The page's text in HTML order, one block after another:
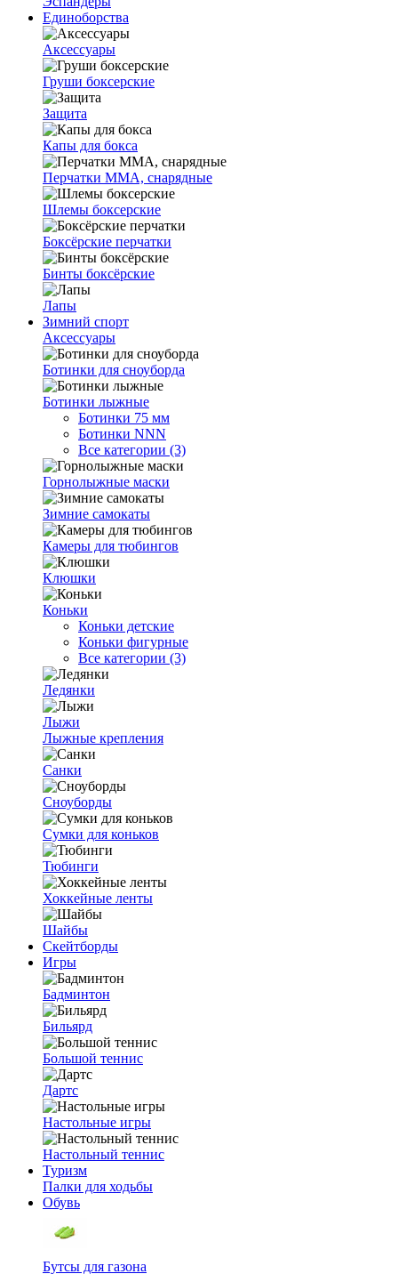
Единоборства
Аксессуары
Груши боксерские
Защита
Капы для бокса
Перчатки ММА, снарядные
Шлемы боксерские
Боксёрские перчатки
Бинты боксёрские
Лапы
Зимний спорт
Аксессуары
Ботинки для сноуборда
Ботинки лыжные
Ботинки 75 мм
Ботинки NNN
Все категории (3)
Горнолыжные маски
Зимние самокаты
Камеры для тюбингов
Клюшки
Коньки
Коньки детские
Коньки фигурные
Все категории (3)
Ледянки
Лыжи
Лыжные крепления
Санки
Сноуборды
Сумки для коньков
Тюбинги
Хоккейные ленты
Шайбы
Скейтборды
Игры
Бадминтон
Бильярд
Большой теннис
Дартс
Настольные игры
Настольный теннис
Туризм
Палки для ходьбы
Обувь
Бутсы для газона